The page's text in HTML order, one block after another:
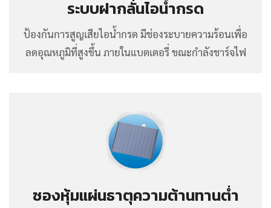
ระบบฝากลั่นไอน้ำกรด
ป้องกันการสูญเสียไอน้ำกรด มีช่องระบายความร้อนเพื่อ
ลดอุณหภูมิที่สูงขึ้น ภายในแบตเตอรี่ ขณะกำลังชาร์จไฟ
ซองหุ้มแผ่นธาตุความต้านทานต่ำ